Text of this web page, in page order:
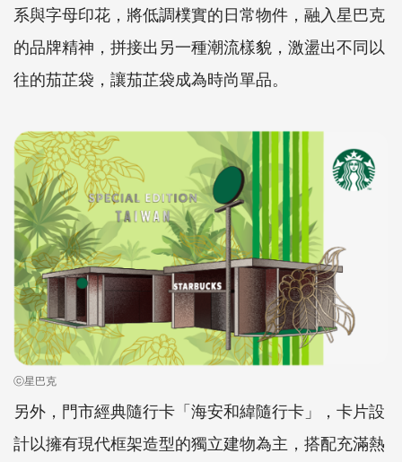
系與字母印花，將低調樸實的日常物件，融入星巴克
的品牌精神，拼接出另一種潮流樣貌，激盪出不同以
往的茄芷袋，讓茄芷袋成為時尚單品。
ⓒ星巴克
另外，門市經典隨行卡「海安和緯隨行卡」，卡片設
計以擁有現代框架造型的獨立建物為主，搭配充滿熱